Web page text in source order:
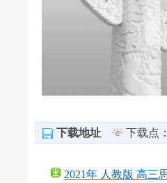
下载地址 下载点
2021年 人教版 高三